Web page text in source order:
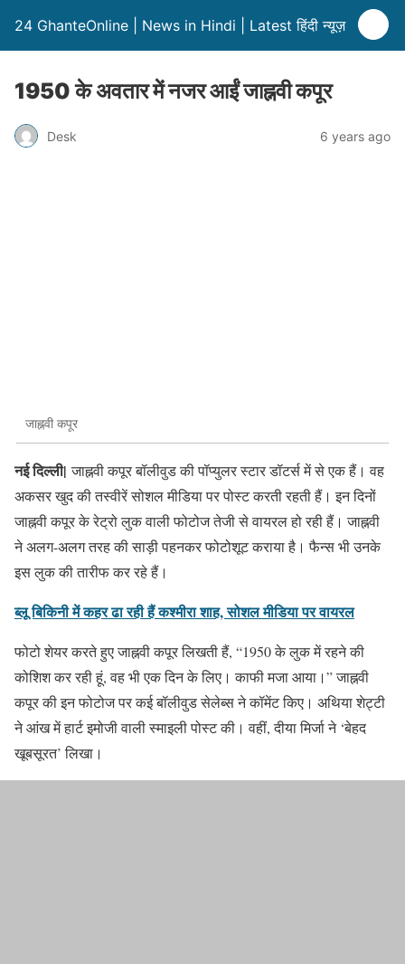
24 GhanteOnline | News in Hindi | Latest हिंदी न्यूज़
1950 के अवतार में नजर आईं जाह्नवी कपूर
Desk 6 years ago
जाह्नवी कपूर
नई दिल्ली|जाह्नवी कपूर बॉलीवुड की पॉप्युलर स्टार डॉटर्स में से एक हैं। वह
अकसर खुद की तस्वीरें सोशल मीडिया पर पोस्ट करती रहती हैं। इन दिनों
जाह्नवी कपूर के रेट्रो लुक वाली फोटोज तेजी से वायरल हो रही हैं। जाह्नवी
ने अलग-अलग तरह की साड़ी पहनकर फोटोशूट कराया है। फैन्स भी उनके
इस लुक की तारीफ कर रहे हैं।
ब्लू बिकिनी में कहर ढा रही हैं कश्मीरा शाह, सोशल मीडिया पर वायरल
फोटो शेयर करते हुए जाह्नवी कपूर लिखती हैं, “1950 के लुक में रहने की
कोशिश कर रही हूं, वह भी एक दिन के लिए। काफी मजा आया।” जाह्नवी
कपूर की इन फोटोज पर कई बॉलीवुड सेलेब्स ने कॉमेंट किए। अथिया शेट्टी
ने आंख में हार्ट इमोजी वाली स्माइली पोस्ट की। वहीं, दीया मिर्जा ने ‘बेहद
खूबसूरत’ लिखा।